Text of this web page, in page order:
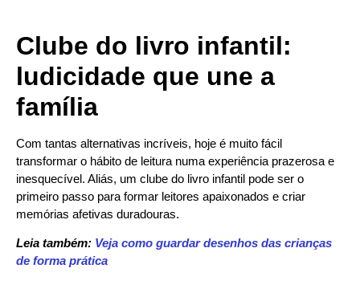
Clube do livro infantil:
ludicidade que une a
família
Com tantas alternativas incríveis, hoje é muito fácil
transformar o hábito de leitura numa experiência prazerosa e
inesquecível. Aliás, um clube do livro infantil pode ser o
primeiro passo para formar leitores apaixonados e criar
memórias afetivas duradouras.
Leia também: Veja como guardar desenhos das crianças
de forma prática